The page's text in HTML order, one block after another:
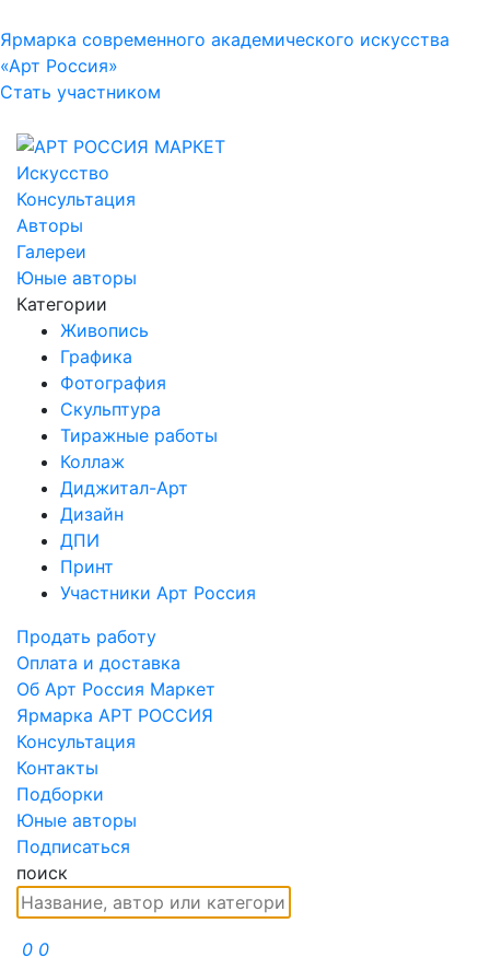
Ярмарка современного академического искусства
«Арт Россия»
Стать участником
Искусство
Консультация
Авторы
Галереи
Юные авторы
Категории
Живопись
Графика
Фотография
Скульптура
Тиражные работы
Коллаж
Диджитал-Арт
Дизайн
ДПИ
Принт
Участники Арт Россия
Продать работу
Оплата и доставка
Об Арт Россия Маркет
Ярмарка АРТ РОССИЯ
Консультация
Контакты
Подборки
Юные авторы
Подписаться
поиск
0 0